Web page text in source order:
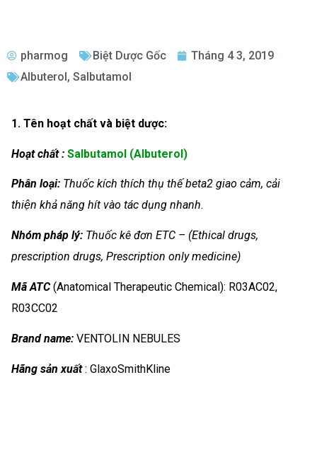
pharmog Biệt Dược Gốc
Tháng 4 3, 2019
Albuterol, Salbutamol
1. Tên hoạt chất và biệt dược:
Hoạt chất : Salbutamol (Albuterol)
Phân loại: Thuốc kích thích thụ thế beta2 giao cảm, cải
thiện khả năng hít vào tác dụng nhanh.
Nhóm pháp lý: Thuốc kê đơn ETC – (Ethical drugs,
prescription drugs, Prescription only medicine)
Mã ATC(Anatomical Therapeutic Chemical): R03AC02,
R03CC02
Brand name: VENTOLIN NEBULES
Hãng sản xuất: GlaxoSmithKline